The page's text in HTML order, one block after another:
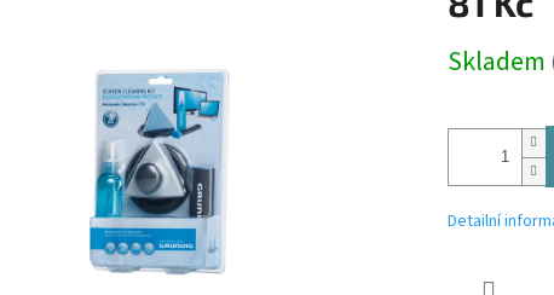
cena:
Skladem
Detailní